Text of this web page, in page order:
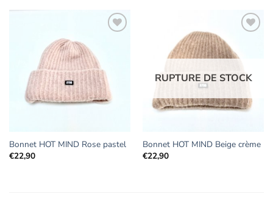
favoris
Bonnet HOT MIND Rose pastel
€22,90
Ajouter
favoris
RUPTURE DE STOCK
Bonnet HOT MIND Beige crème
€22,90